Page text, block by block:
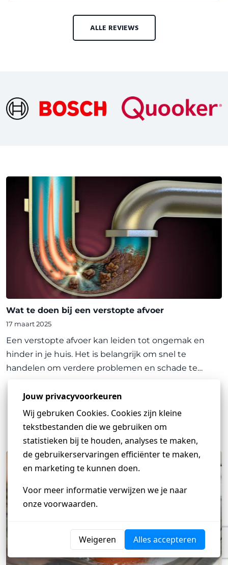
ALLE REVIEWS
Wat te doen bij een verstopte afvoer
17 maart 2025
Een verstopte afvoer kan leiden tot ongemak en
hinder in je huis. Het is belangrijk om snel te
handelen om verdere problemen en schade te
van Loodgieter Koning over hoe je het beste kunt
handelen bij een
ARTIKEL LEZEN